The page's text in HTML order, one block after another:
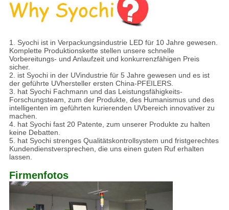
1. Syochi ist in Verpackungsindustrie LED für 10 Jahre gewesen.
Komplette Produktionskette stellen unsere schnelle
Vorbereitungs- und Anlaufzeit und konkurrenzfähigen Preis
sicher.
2. ist Syochi in der UVindustrie für 5 Jahre gewesen und es ist
der geführte UVhersteller ersten China-PFEILERS.
3. hat Syochi Fachmann und das Leistungsfähigkeits-
Forschungsteam, zum der Produkte, des Humanismus und des
intelligenten im geführten kurierenden UVbereich innovativer zu
machen.
4. hat Syochi fast 20 Patente, zum unserer Produkte zu halten
keine Debatten.
5. hat Syochi strenges Qualitätskontrollsystem und fristgerechtes
Kundendienstversprechen, die uns einen guten Ruf erhalten
lassen.
Firmenfotos